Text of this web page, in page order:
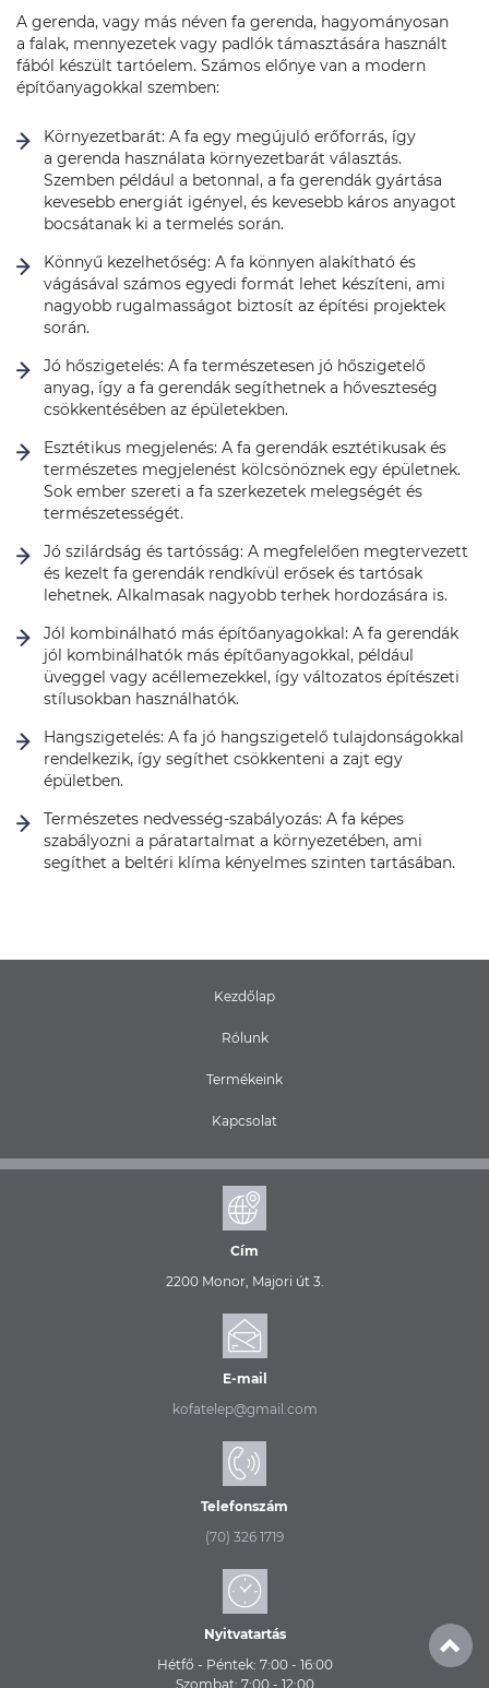
A gerenda, vagy más néven fa gerenda, hagyományosan
a falak, mennyezetek vagy padlók támasztására használt
fából készült tartóelem. Számos előnye van a modern
építőanyagokkal szemben:
Környezetbarát: A fa egy megújuló erőforrás, így
a gerenda használata környezetbarát választás.
Szemben például a betonnal, a fa gerendák gyártása
kevesebb energiát igényel, és kevesebb káros anyagot
bocsátanak ki a termelés során.
Könnyű kezelhetőség: A fa könnyen alakítható és
vágásával számos egyedi formát lehet készíteni, ami
nagyobb rugalmasságot biztosít az építési projektek
során.
Jó hőszigetelés: A fa természetesen jó hőszigetelő
anyag, így a fa gerendák segíthetnek a hőveszteség
csökkentésében az épületekben.
Esztétikus megjelenés: A fa gerendák esztétikusak és
természetes megjelenést kölcsönöznek egy épületnek.
Sok ember szereti a fa szerkezetek melegségét és
természetességét.
Jó szilárdság és tartósság: A megfelelően megtervezett
és kezelt fa gerendák rendkívül erősek és tartósak
lehetnek. Alkalmasak nagyobb terhek hordozására is.
Jól kombinálható más építőanyagokkal: A fa gerendák
jól kombinálhatók más építőanyagokkal, például
üveggel vagy acéllemezekkel, így változatos építészeti
stílusokban használhatók.
Hangszigetelés: A fa jó hangszigetelő tulajdonságokkal
rendelkezik, így segíthet csökkenteni a zajt egy
épületben.
Természetes nedvesség-szabályozás: A fa képes
szabályozni a páratartalmat a környezetében, ami
segíthet a beltéri klíma kényelmes szinten tartásában.
Kezdőlap
Rólunk
Termékeink
Kapcsolat
Cím
2200 Monor, Majori út 3.
E-mail
kofatelep@gmail.com
Telefonszám
(70) 326 1719
Nyitvatartás
Hétfő - Péntek: 7:00 - 16:00
Szombat: 7:00 - 12:00